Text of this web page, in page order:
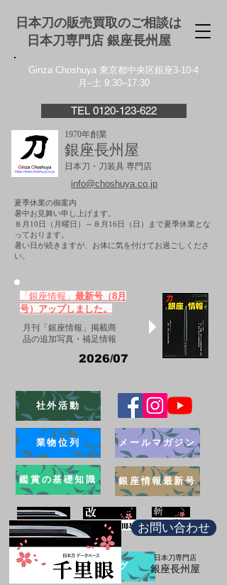
日本刀の販売買取のご相談は
日本刀専門店 銀座⻑州屋
Ginza Choshuya 東京都中央区銀座3-10-4
月–土 9:30–17:30
TEL 0120-123-622
1970年創業
銀座長州屋
日本刀・刀装具 専門店
info@choshuya.co.jp
夏季休業の御案内
暑中お見舞い申し上げます。
８月10日（月曜日）～８月16日（日）まで夏季休業とな
っております。
​暑い日が続きますが、お体に気を付けてお過ごしくださ
い。
「銀座情報」 最新号（8月
号）アップしました。
月刊「銀座情報」掲載商
品の追加写真・補足情報
2026/07
社外活動
業物位列
鑑賞の基礎知識
メールマガジン
銀座情報最新号
ブログ
お問い合わせ
日本刀専門店
​銀座長州屋